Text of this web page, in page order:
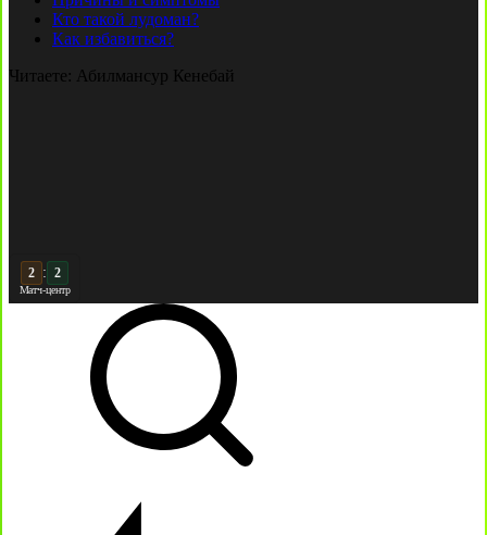
Кто такой лудоман?
Как избавиться?
Читаете: Абилмансур Кенебай
3 : 2
Матч-центр